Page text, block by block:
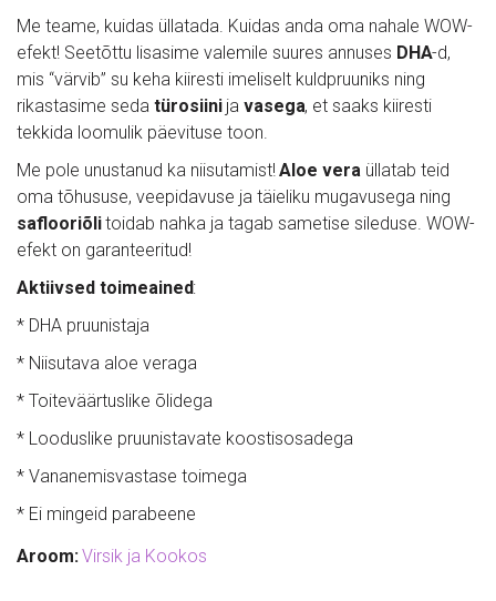
Me teame, kuidas üllatada. Kuidas anda oma nahale WOW-
efekt! Seetõttu lisasime valemile suures annuses DHA-d,
mis “värvib” su keha kiiresti imeliselt kuldpruuniks ning
rikastasime seda türosiini ja vasega, et saaks kiiresti
tekkida loomulik päevituse toon.
Me pole unustanud ka niisutamist! Aloe vera üllatab teid
saflooriõli toidab nahka ja tagab sametise sileduse. WOW-
efekt on garanteeritud!
Aktiivsed toimeained:
* DHA pruunistaja
* Niisutava aloe veraga
* Toiteväärtuslike õlidega
* Looduslike pruunistavate koostisosadega
* Vananemisvastase toimega
* Ei mingeid parabeene
Aroom: Virsik ja Kookos